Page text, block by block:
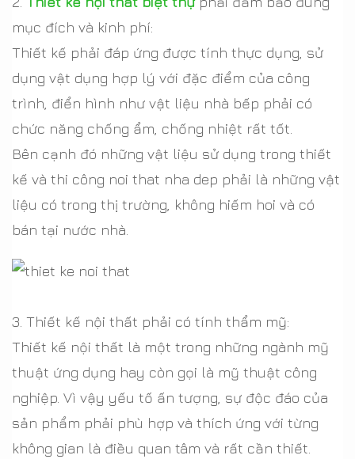
mục đích và kinh phí:
Thiết kế phải đáp ứng được tính thực dụng, sử
dụng vật dụng hợp lý với đặc điểm của công
trình, điển hình như vật liệu nhà bếp phải có
chức năng chống ẩm, chống nhiệt rất tốt.
Bên cạnh đó những vật liệu sử dụng trong thiết
kế và thi công noi that nha dep phải là những vật
liệu có trong thị trường, không hiếm hoi và có
bán tại nước nhà.
3. Thiết kế nội thất phải có tính thẩm mỹ:
Thiết kế nội thất là một trong những ngành mỹ
thuật ứng dụng hay còn gọi là mỹ thuật công
nghiệp. Vì vậy yếu tố ấn tượng, sự độc đáo của
sản phẩm phải phù hợp và thích ứng với từng
không gian là điều quan tâm và rất cần thiết.